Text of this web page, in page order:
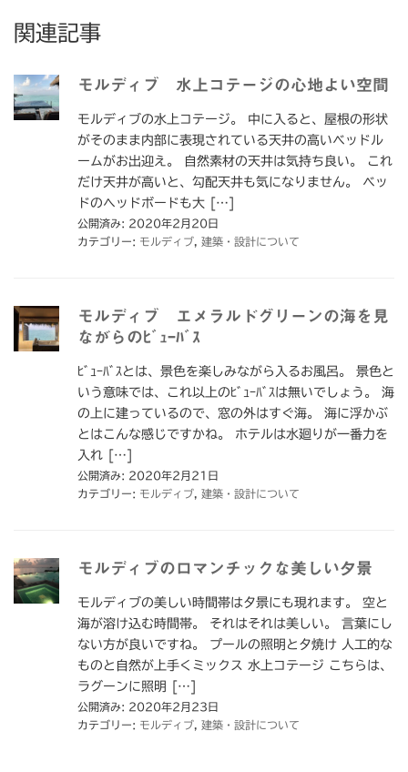
関連記事
モルディブ 水上コテージの心地よい空間
モルディブの水上コテージ。 中に入ると、屋根の形状
がそのまま内部に表現されている天井の高いベッドル
ームがお出迎え。 自然素材の天井は気持ち良い。 これ
だけ天井が高いと、勾配天井も気になりません。 ベッ
ドのヘッドボードも大 […]
公開済み: 2020年2月20日
カテゴリー: モルディブ 建築・設計について
モルディブ エメラルドグリーンの海を見
ながらのﾋﾞｭｰﾊﾞｽ
ﾋﾞｭｰﾊﾞｽとは、景色を楽しみながら入るお風呂。 景色と
いう意味では、これ以上のﾋﾞｭｰﾊﾞｽは無いでしょう。 海
の上に建っているので、窓の外はすぐ海。 海に浮かぶ
とはこんな感じですかね。 ホテルは水廻りが一番力を
入れ […]
公開済み: 2020年2月21日
カテゴリー: モルディブ 建築・設計について
モルディブのロマンチックな美しい夕景
モルディブの美しい時間帯は夕景にも現れます。 空と
海が溶け込む時間帯。 それはそれは美しい。 言葉にし
ない方が良いですね。 プールの照明と夕焼け 人工的な
ものと自然が上手くミックス 水上コテージ こちらは、
ラグーンに照明 […]
公開済み: 2020年2月23日
カテゴリー: モルディブ 建築・設計について